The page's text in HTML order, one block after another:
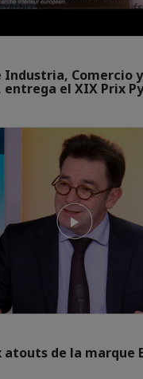
Comercio
entrega el XIX Prix
atouts de la marque